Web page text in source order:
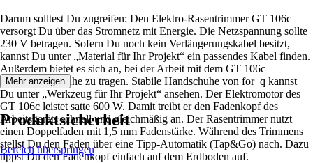
Darum solltest Du zugreifen: Den Elektro-Rasentrimmer GT 106c
versorgt Du über das Stromnetz mit Energie. Die Netzspannung sollte
230 V betragen. Sofern Du noch kein Verlängerungskabel besitzt,
kannst Du unter „Material für Ihr Projekt“ ein passendes Kabel finden.
Außerdem bietet es sich an, bei der Arbeit mit dem GT 106c
Gartenhandschuhe zu tragen. Stabile Handschuhe von for_q kannst
Du unter „Werkzeug für Ihr Projekt“ ansehen. Der Elektromotor des
GT 106c leistet satte 600 W. Damit treibt er den Fadenkopf des
Arbeitsgeräts schnell und gleichmäßig an. Der Rasentrimmer nutzt
einen Doppelfaden mit 1,5 mm Fadenstärke. Während des Trimmens
stellst Du den Faden über eine Tipp-Automatik (Tap&Go) nach. Dazu
tippst Du den Fadenkopf einfach auf dem Erdboden auf.
Mehr anzeigen
Produktsicherheit
Bereich überspringen